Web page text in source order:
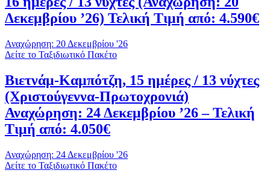
Δεκεμβρίου ’26) Τελική Τιμή από: 4.590€
Αναχώρηση: 20 Δεκεμβρίου '26
Δείτε το Ταξιδιωτικό Πακέτο
Βιετνάμ-Καμπότζη, 15 ημέρες / 13 νύχτες
(Χριστούγεννα-Πρωτοχρονιά)
Αναχώρηση: 24 Δεκεμβρίου ’26 – Τελική
Τιμή από: 4.050€
Αναχώρηση: 24 Δεκεμβρίου '26
Δείτε το Ταξιδιωτικό Πακέτο